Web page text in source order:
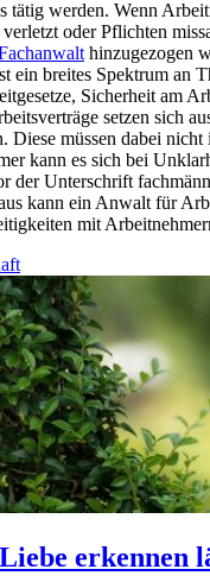
tätig werden. Wenn
oder Pflichten
hinzugezogen
ein breites Spektrum an
Sicherheit am
setzen sich
Diese müssen dabei
kann es sich bei
der Unterschrift
kann ein Anwalt für
mit
erkennen